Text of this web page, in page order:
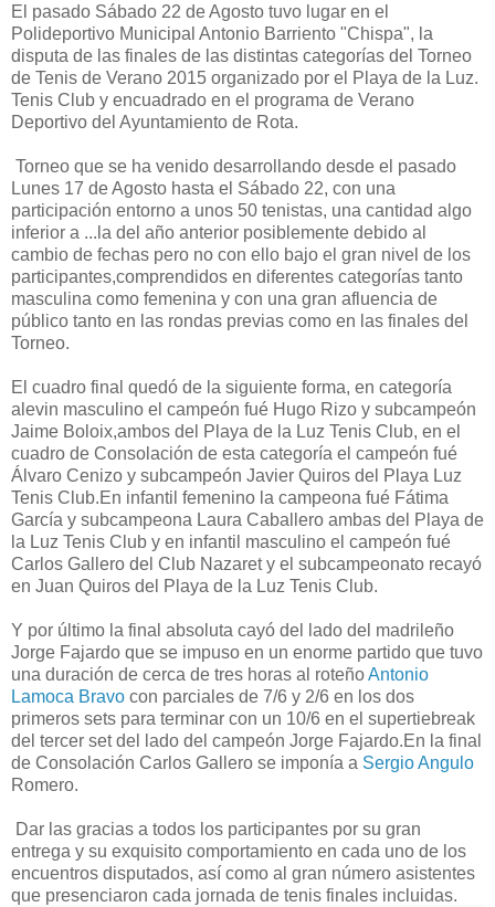
El pasado Sábado 22 de Agosto tuvo lugar en el
Polideportivo Municipal Antonio Barriento "Chispa", la
disputa de las finales de las distintas categorías del Torneo
de Tenis de Verano 2015 organizado por el Playa de la Luz.
Tenis Club y encuadrado en el programa de Verano
Deportivo del Ayuntamiento de Rota.
Torneo que se ha venido desarrollando desde el pasado
Lunes 17 de Agosto hasta el Sábado 22, con una
participación entorno a unos 50 tenistas, una cantidad algo
inferior a ... la del año anterior posiblemente debido al
cambio de fechas pero no con ello bajo el gran nivel de los
participantes,comprendidos en diferentes categorías tanto
masculina como femenina y con una gran afluencia de
público tanto en las rondas previas como en las finales del
Torneo.
El cuadro final quedó de la siguiente forma, en categoría
alevin masculino el campeón fué Hugo Rizo y subcampeón
Jaime Boloix,ambos del Playa de la Luz Tenis Club, en el
cuadro de Consolación de esta categoría el campeón fué
Álvaro Cenizo y subcampeón Javier Quiros del Playa Luz
Tenis Club.En infantil femenino la campeona fué Fátima
García y subcampeona Laura Caballero ambas del Playa de
la Luz Tenis Club y en infantil masculino el campeón fué
Carlos Gallero del Club Nazaret y el subcampeonato recayó
en Juan Quiros del Playa de la Luz Tenis Club.
Y por último la final absoluta cayó del lado del madrileño
Jorge Fajardo que se impuso en un enorme partido que tuvo
una duración de cerca de tres horas al roteñoAntonio
Lamoca Bravo con parciales de 7/6 y 2/6 en los dos
primeros sets para terminar con un 10/6 en el supertiebreak
del tercer set del lado del campeón Jorge Fajardo.En la final
de Consolación Carlos Gallero se imponía a Sergio Angulo
Romero.
Dar las gracias a todos los participantes por su gran
entrega y su exquisito comportamiento en cada uno de los
encuentros disputados, así como al gran número asistentes
que presenciaron cada jornada de tenis finales incluidas.